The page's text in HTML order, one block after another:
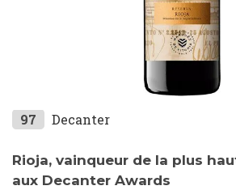
Skip
the
beginning
97 Decanter
Rioja, vainqueur de la plus
aux Decanter Awards